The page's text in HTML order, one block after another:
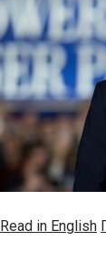
Read in English